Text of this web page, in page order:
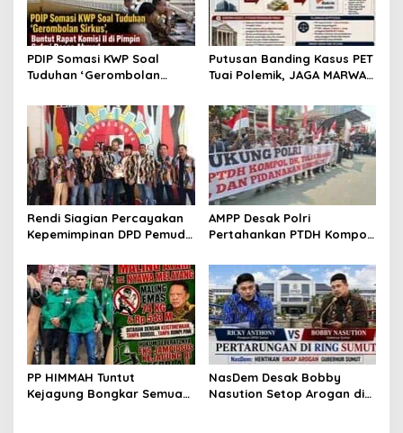
PDIP Somasi KWP Soal
Tuduhan ‘Gerombolan
Komisi II Dipimpin Sufmi
Dasco Ahmad
Putusan Banding Kasus PET
Tuai Polemik, JAGA MARWAH
Bakrie Group
Rendi Siagian Percayakan
Kepemimpinan DPD Pemuda
Medan kepada Josef
Sembiring
AMPP Desak Polri
Pertahankan PTDH Kompol
Banding
PP HIMMAH Tuntut
Kejagung Bongkar Semua
NasDem Desak Bobby
Nasution Setop Arogan di